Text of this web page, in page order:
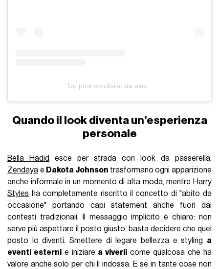
Un post condiviso da alex ִ ࣪
Quando il look diventa un’esperienza
personale
Bella Hadid
esce per strada con look da passerella,
Zendaya e Dakota Johnson trasformano ogni apparizione
anche informale in un momento di alta moda, mentre Harry
Styles ha completamente riscritto il concetto di "abito da
occasione" portando capi statement anche fuori dai
contesti tradizionali. Il messaggio implicito è chiaro: non
serve più aspettare il posto giusto, basta decidere che quel
posto lo diventi. Smettere di legare bellezza e styling a
eventi esterni e iniziare a viverli come qualcosa che ha
valore anche solo per chi li indossa. E se in tante cose non